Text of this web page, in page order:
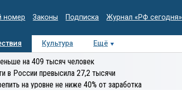
номер Законы Подписка Журнал «РФ сегодня»
Культура Ещё
Интервью Колумнисты
на 409 тысяч человек
в России превысила 27,2 тысячи
на уровне не ниже 40% от заработка